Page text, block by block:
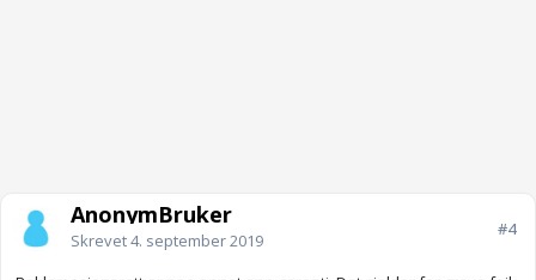
AnonymBruker
Skrevet4. september 2019
#4